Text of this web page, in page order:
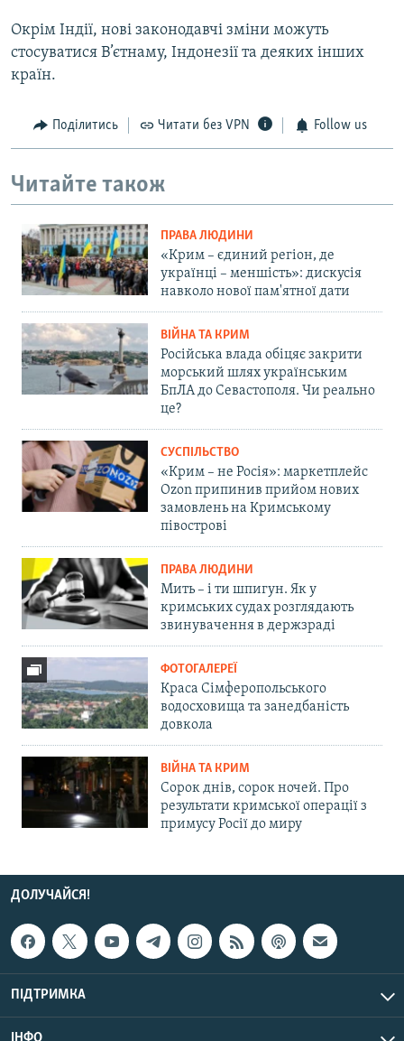
Окрім Індії, нові законодавчі зміни можуть
стосуватися В’єтнаму, Індонезії та деяких інших
країн.
Поділитись Читати без VPN Follow us
Читайте також
ПРАВА ЛЮДИНИ
«Крим – єдиний регіон, де
українці – меншість»: дискусія
навколо нової пам'ятної дати
ВІЙНА ТА КРИМ
Російська влада обіцяє закрити
морський шлях українським
БпЛА до Севастополя. Чи реально
це?
СУСПІЛЬСТВО
«Крим – не Росія»: маркетплейс
Ozon припинив прийом нових
замовлень на Кримському
півострові
ПРАВА ЛЮДИНИ
Мить – і ти шпигун. Як у
кримських судах розглядають
звинувачення в держзраді
ФОТОГАЛЕРЕЇ
Краса Сімферопольського
водосховища та занедбаність
довкола
ВІЙНА ТА КРИМ
Сорок днів, сорок ночей. Про
результати кримської операції з
примусу Росії до миру
ДОЛУЧАЙСЯ!
ПІДТРИМКА
ІНФО